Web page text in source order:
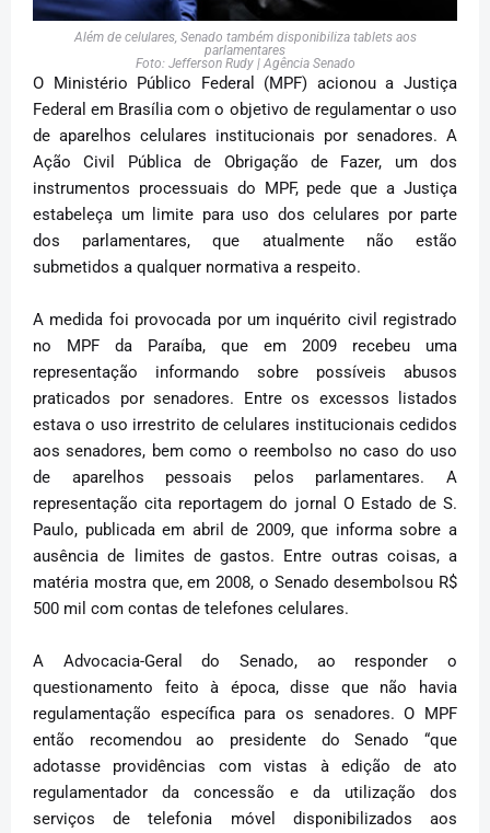
Além de celulares, Senado também disponibiliza tablets aos
parlamentares
Foto: Jefferson Rudy | Agência Senado
O Ministério Público Federal (MPF) acionou a Justiça
Federal em Brasília com o objetivo de regulamentar o uso
de aparelhos celulares institucionais por senadores. A
Ação Civil Pública de Obrigação de Fazer, um dos
instrumentos processuais do MPF, pede que a Justiça
estabeleça um limite para uso dos celulares por parte
dos parlamentares, que atualmente não estão
submetidos a qualquer normativa a respeito.
A medida foi provocada por um inquérito civil registrado
no MPF da Paraíba, que em 2009 recebeu uma
representação informando sobre possíveis abusos
praticados por senadores. Entre os excessos listados
estava o uso irrestrito de celulares institucionais cedidos
aos senadores, bem como o reembolso no caso do uso
de aparelhos pessoais pelos parlamentares. A
representação cita reportagem do jornal O Estado de S.
Paulo, publicada em abril de 2009, que informa sobre a
ausência de limites de gastos. Entre outras coisas, a
matéria mostra que, em 2008, o Senado desembolsou R$
500 mil com contas de telefones celulares.
A Advocacia-Geral do Senado, ao responder o
questionamento feito à época, disse que não havia
regulamentação específica para os senadores. O MPF
então recomendou ao presidente do Senado “que
adotasse providências com vistas à edição de ato
regulamentador da concessão e da utilização dos
serviços de telefonia móvel disponibilizados aos